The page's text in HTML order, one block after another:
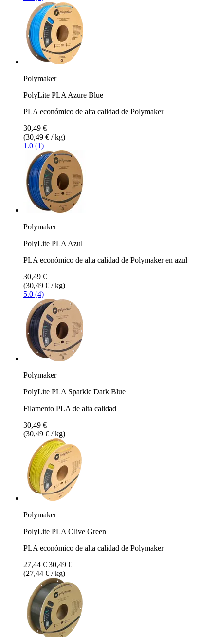
Polymaker
PolyLite PLA Azure Blue
PLA económico de alta calidad de Polymaker
30,49 €
(30,49 € / kg)
1.0 (1)
Polymaker
PolyLite PLA Azul
PLA económico de alta calidad de Polymaker en azul
30,49 €
(30,49 € / kg)
5.0 (4)
Polymaker
PolyLite PLA Sparkle Dark Blue
Filamento PLA de alta calidad
30,49 €
(30,49 € / kg)
Polymaker
PolyLite PLA Olive Green
PLA económico de alta calidad de Polymaker
27,44 € 30,49 €
(27,44 € / kg)